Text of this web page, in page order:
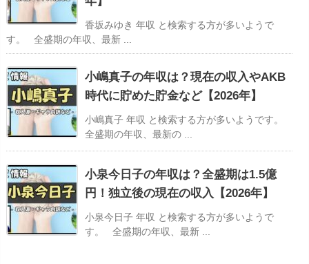
香坂みゆき 年収 と検索する方が多いようで
す。 全盛期の年収、最新 ...
小嶋真子の年収は？現在の収入やAKB
時代に貯めた貯金など【2026年】
小嶋真子 年収 と検索する方が多いようです。
全盛期の年収、最新の ...
小泉今日子の年収は？全盛期は1.5億
円！独立後の現在の収入【2026年】
小泉今日子 年収 と検索する方が多いようで
す。 全盛期の年収、最新 ...